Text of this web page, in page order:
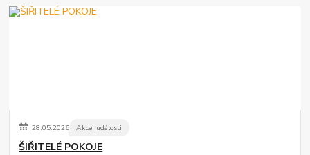
28.05.2026 Akce, události
ŠIŘITELÉ POKOJE